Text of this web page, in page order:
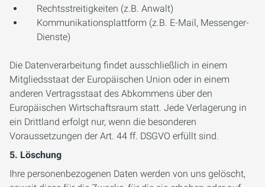
Rechtsstreitigkeiten (z.B. Anwalt)
Kommunikationsplattform (z.B. E-Mail, Messenger-
Dienste)
Die Datenverarbeitung findet ausschließlich in einem
Mitgliedsstaat der Europäischen Union oder in einem
anderen Vertragsstaat des Abkommens über den
Europäischen Wirtschaftsraum statt. Jede Verlagerung in
ein Drittland erfolgt nur, wenn die besonderen
Voraussetzungen der Art. 44 ff. DSGVO erfüllt sind.
5. Löschung
Ihre personenbezogenen Daten werden von uns gelöscht,